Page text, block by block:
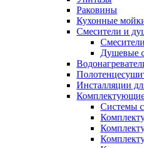
Раковины
Кухонные
Смесители и
Смесители
Душевые
Инсталляции
Системы